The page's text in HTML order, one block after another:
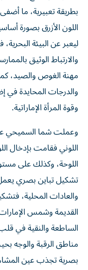
بطريقة تعبيرية، ما
اللون الأزرق بصورة
ليعبر عن البيئة
والارتباط الوثيق
مهنة الغوص والصيد،
والدرجات المحايدة في
وقوة المرأة الإماراتية.
وعملت شما السميحي
اللوني فقامت بإدخال
اللوحة، وكذلك على
تشكيل تباين بصري يعمل
والعادات المحلية،
القديمة وشمس الإمارات
الساطعة والنقية في
مناطق الرقبة والوجه
بصرية تجذب عين